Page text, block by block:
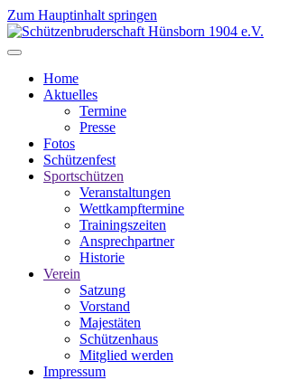
Zum Hauptinhalt springen
Home
Aktuelles
Termine
Presse
Fotos
Schützenfest
Sportschützen
Veranstaltungen
Wettkampftermine
Trainingszeiten
Ansprechpartner
Historie
Verein
Satzung
Vorstand
Majestäten
Schützenhaus
Mitglied werden
Impressum